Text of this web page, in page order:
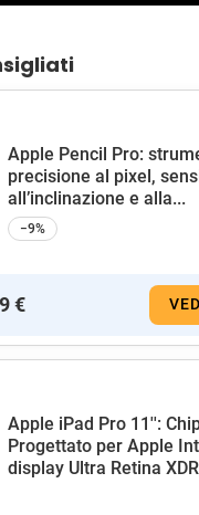
Apple Pencil Pro:
precisione al pixel,
all’inclinazione e alla...
−9%
€
Apple iPad Pro 11'':
Progettato per Apple
display Ultra Retina